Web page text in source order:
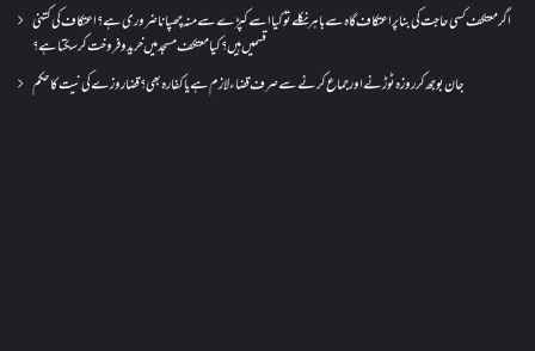
اگر معتکف کسی حاجت کی بنا پر اعتکاف گاہ سے باہر نکلے تو کیا اسے کپڑے سے منہ چھپانا ضروری ہے؟اعتکاف کی کتنی
قسمیں ہیں؟کیا معتکف مسجد میں خرید و فروخت کر سکتا ہے؟
جان بوجھ کر روزہ ٹوڑنے اور جماع کرنے سے صرف قضاء لازم ہے یا کفارہ بھی؟ قضا روزے کی نیت کا حکم